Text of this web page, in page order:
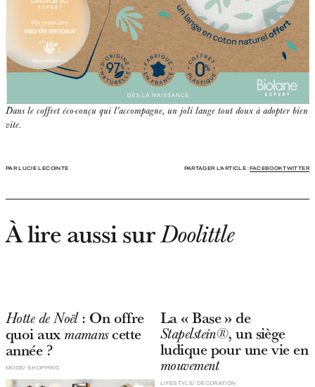
Dans le coffret éco-conçu qui l'accompagne, un joli lange tout doux à adopter bien
vite.
PAR LUCIE LECOINTE PARTAGER L'ARTICLE :FACEBOOKTWITTER
À lire aussi surDoolittle
Hotte de Noël: On offre
quoi aux mamanscette
année ?
MODE SHOPPING
La « Base » de
Stapelstein®, un siège
ludique pour une vie en
mouvement
DÉCORATION
LIFESTYLE